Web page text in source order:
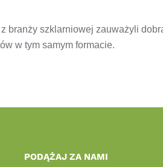
branży szklarniowej zauważyli
w tym samym formacie.
PODĄŻAJ ZA NAMI